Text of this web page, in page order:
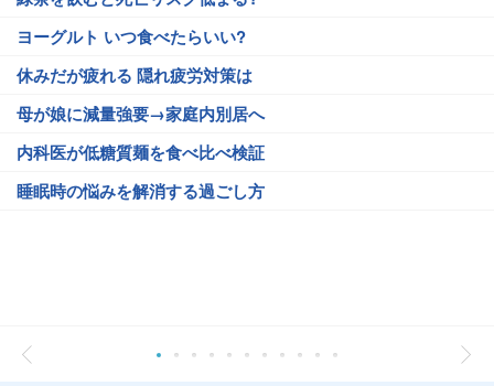
ヨーグルト いつ食べたらいい?
休みだが疲れる 隠れ疲労対策は
母が娘に減量強要→家庭内別居へ
内科医が低糖質麺を食べ比べ検証
睡眠時の悩みを解消する過ごし方